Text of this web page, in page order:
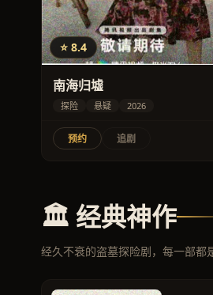
⭐ 8.4
南海归墟
探险 悬疑 2026
预约 追剧
🏛️ 经典神作
经久不衰的盗墓探险剧，每一部都